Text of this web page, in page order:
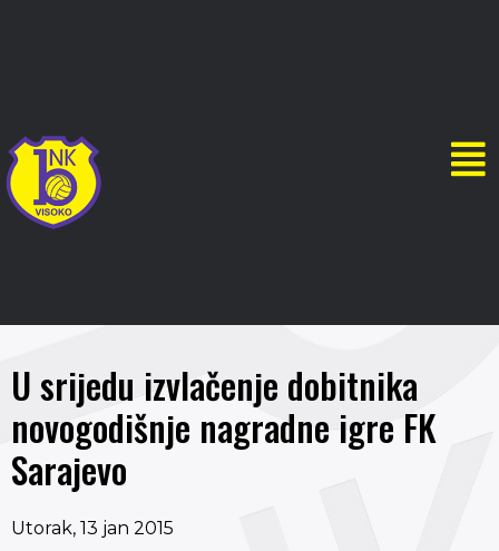
U srijedu izvlačenje dobitnika
novogodišnje nagradne igre FK
Sarajevo
Utorak, 13 jan 2015